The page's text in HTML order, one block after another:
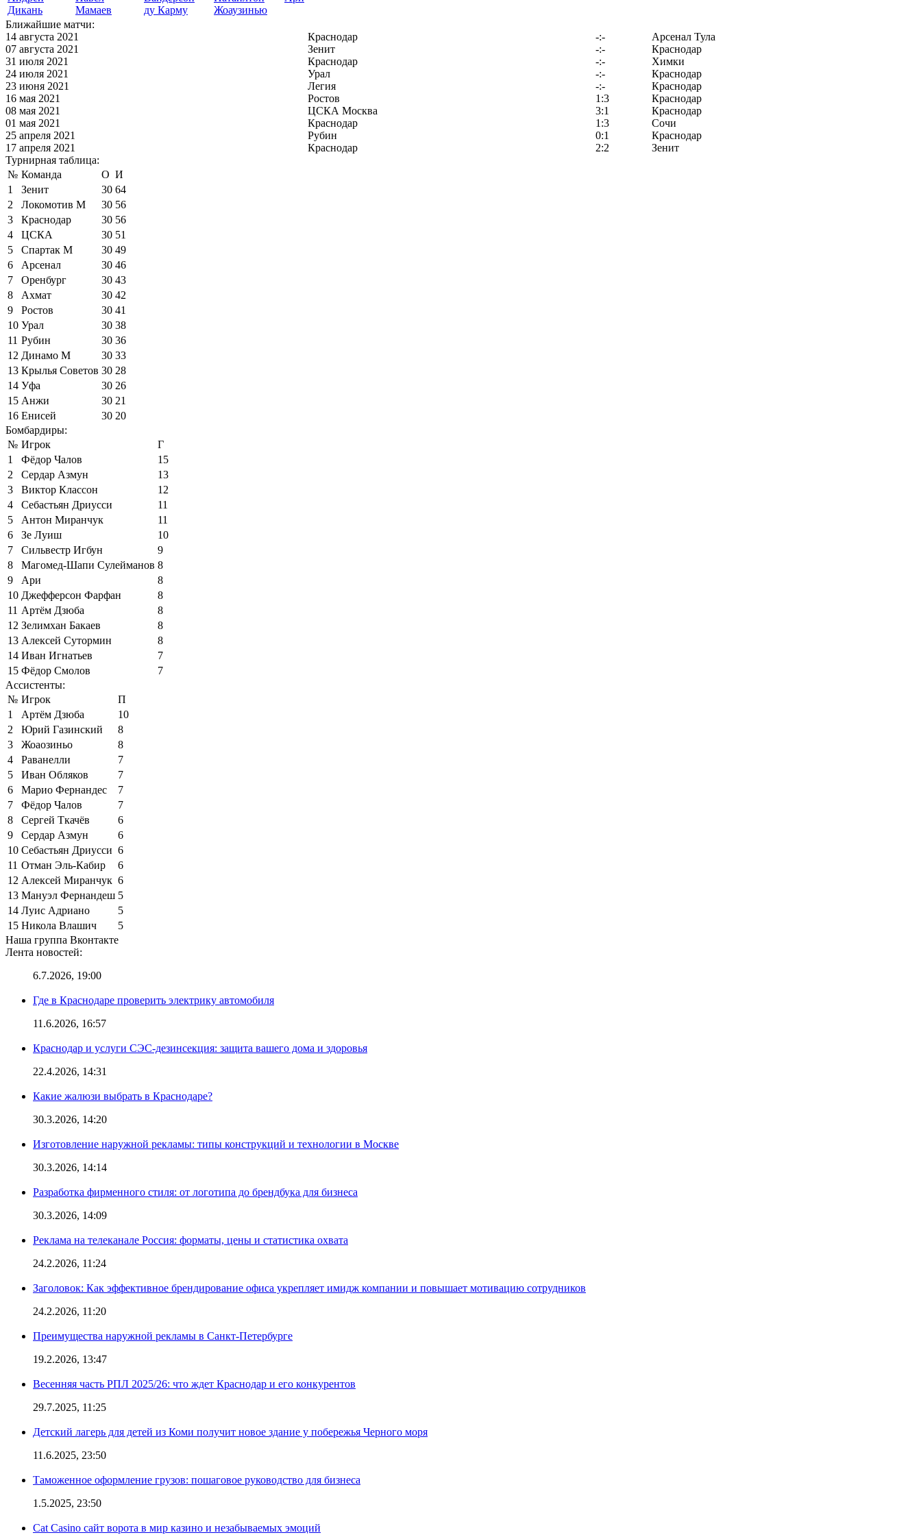
Дикань
Мамаев
ду Карму
Жоаузинью
Ближайшие матчи:
14 августа 2021
Краснодар -:-
Арсенал Тула
07 августа 2021
Зенит -:-
Краснодар
31 июля 2021
Краснодар -:-
Химки
24 июля 2021
Урал -:-
Краснодар
23 июня 2021
Легия -:-
Краснодар
16 мая 2021
Ростов 1:3
Краснодар
08 мая 2021
ЦСКА Москва 3:1
Краснодар
01 мая 2021
Краснодар 1:3
Сочи
25 апреля 2021
Рубин 0:1
Краснодар
17 апреля 2021
Краснодар 2:2
Зенит
Турнирная таблица:
№ Команда О И
1
Зенит 30 64
2
Локомотив М 30 56
3
Краснодар 30 56
4
ЦСКА 30 51
5
Спартак М 30 49
6
Арсенал 30 46
7
Оренбург 30 43
8
Ахмат 30 42
9
Ростов 30 41
10 Урал 30 38
11 Рубин 30 36
12 Динамо М 30 33
13 Крылья Советов 30 28
14 Уфа 30 26
15 Анжи 30 21
16 Енисей 30 20
Бомбардиры:
№ Игрок
Г
1
Фёдор Чалов
15
2
Сердар Азмун
13
3
Виктор Классон
12
4
Себастьян Дриусси
11
5
Антон Миранчук
11
6
Зе Луиш
10
7
Сильвестр Игбун
9
8
Магомед-Шапи Сулейманов 8
9
Ари
8
10 Джефферсон Фарфан
8
11 Артём Дзюба
8
12 Зелимхан Бакаев
8
13 Алексей Сутормин
8
14 Иван Игнатьев
7
15 Фёдор Смолов
7
Ассистенты:
№ Игрок
П
1
Артём Дзюба
10
2
Юрий Газинский
8
3
Жоаозиньо
8
4
Раванелли
7
5
Иван Обляков
7
6
Марио Фернандес
7
7
Фёдор Чалов
7
8
Сергей Ткачёв
6
9
Сердар Азмун
6
10 Себастьян Дриусси 6
11 Отман Эль-Кабир
6
12 Алексей Миранчук 6
13 Мануэл Фернандеш 5
14 Луис Адриано
5
15 Никола Влашич
5
Наша группа Вконтакте
Лента новостей:
6.7.2026, 19:00
Где в Краснодаре проверить электрику автомобиля
11.6.2026, 16:57
Краснодар и услуги СЭС-дезинсекция: защита вашего дома и здоровья
22.4.2026, 14:31
Какие жалюзи выбрать в Краснодаре?
30.3.2026, 14:20
Изготовление наружной рекламы: типы конструкций и технологии в Москве
30.3.2026, 14:14
Разработка фирменного стиля: от логотипа до брендбука для бизнеса
30.3.2026, 14:09
Реклама на телеканале Россия: форматы, цены и статистика охвата
24.2.2026, 11:24
Заголовок: Как эффективное брендирование офиса укрепляет имидж компании и повышает мотивацию сотрудников
24.2.2026, 11:20
Преимущества наружной рекламы в Санкт-Петербурге
19.2.2026, 13:47
Весенняя часть РПЛ 2025/26: что ждет Краснодар и его конкурентов
29.7.2025, 11:25
Детский лагерь для детей из Коми получит новое здание у побережья Черного моря
11.6.2025, 23:50
Таможенное оформление грузов: пошаговое руководство для бизнеса
1.5.2025, 23:50
Cat Casino сайт ворота в мир казино и незабываемых эмоций